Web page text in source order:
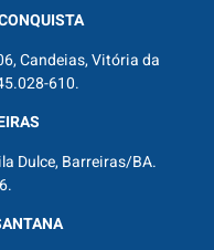
Candeias, Vitória da
610.
Dulce, Barreiras/BA.